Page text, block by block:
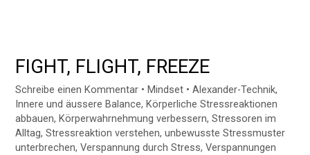
FIGHT, FLIGHT, FREEZE
Schreibe einen Kommentar •Mindset •Alexander-Technik,
Innere und äussere Balance,Körperliche Stressreaktionen
abbauen,Körperwahrnehmung verbessern,Stressoren im
Alltag,Stressreaktion verstehen,unbewusste Stressmuster
unterbrechen,Verspannung durch Stress,Verspannungen
FREEZE